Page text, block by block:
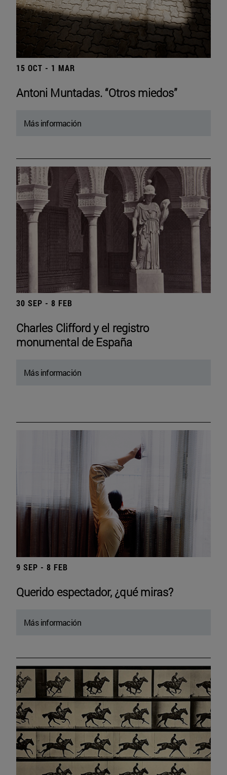
15 OCT - 1 MAR
Antoni Muntadas. “Otros miedos”
Más información
30 SEP - 8 FEB
Charles Clifford y el registro
monumental de España
Más información
9 SEP - 8 FEB
Querido espectador, ¿qué miras?
Más información